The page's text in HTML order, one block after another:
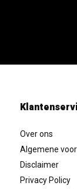
Over ons
Algemene
Disclaimer
Privacy Policy